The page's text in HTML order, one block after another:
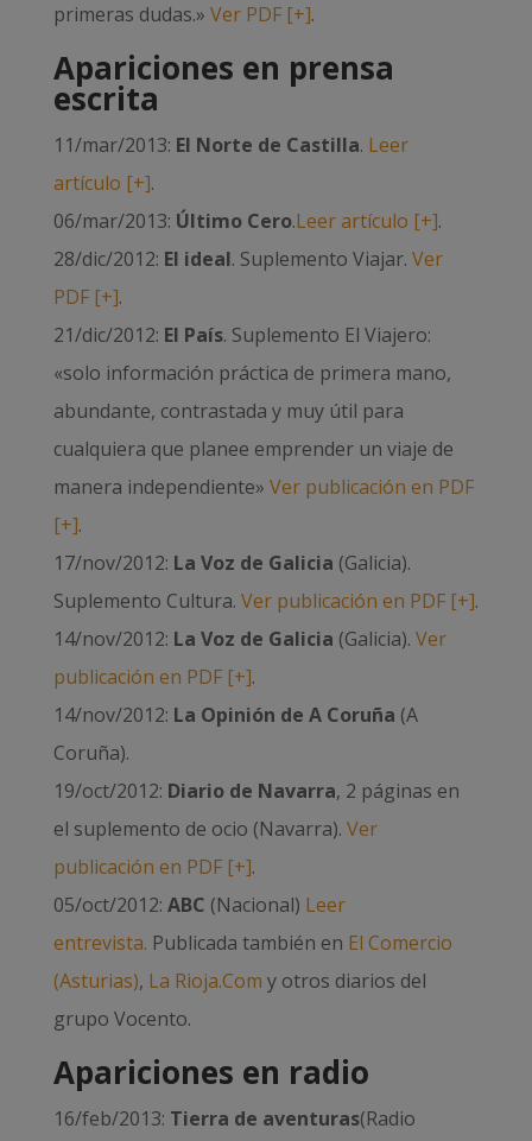
primeras dudas.» Ver PDF [+].
Apariciones en prensa
escrita
11/mar/2013: El Norte de Castilla. Leer
artículo [+].
06/mar/2013: Último Cero.Leer artículo [+].
28/dic/2012: El ideal. Suplemento Viajar. Ver
PDF [+].
21/dic/2012: El País. Suplemento El Viajero:
«solo información práctica de primera mano,
abundante, contrastada y muy útil para
cualquiera que planee emprender un viaje de
manera independiente» Ver publicación en PDF
[+].
17/nov/2012: La Voz de Galicia (Galicia).
Suplemento Cultura. Ver publicación en PDF [+].
14/nov/2012: La Voz de Galicia (Galicia). Ver
publicación en PDF [+].
14/nov/2012: La Opinión de A Coruña (A
Coruña).
19/oct/2012: Diario de Navarra, 2 páginas en
el suplemento de ocio (Navarra). Ver
publicación en PDF [+].
05/oct/2012: ABC (Nacional) Leer
entrevista. Publicada también en El Comercio
(Asturias), La Rioja.Com y otros diarios del
grupo Vocento.
Apariciones en radio
16/feb/2013: Tierra de aventuras(Radio